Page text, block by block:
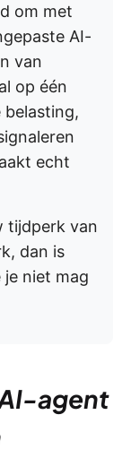
om met
AI-
van
op één
echt
tijdperk van
dan is
je niet mag
agent